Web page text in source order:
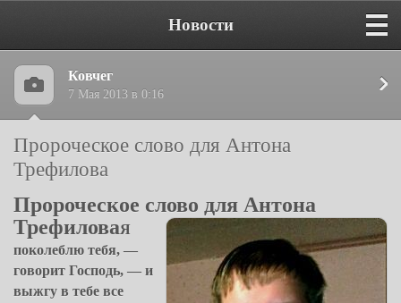
Новости
Ковчег
7 Мая 2013 в 0:16
Пророческое слово для Антона
Трефилова
Пророческое слово для Антона
ТрефиловаЯ
поколеблю тебя, —
говорит Господь, — и
выжгу в тебе все